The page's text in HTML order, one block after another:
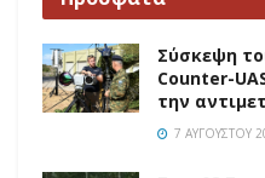
Σύσκεψη
Counter-
την
7 ΑΥΓΟΎΣΤΟΥ